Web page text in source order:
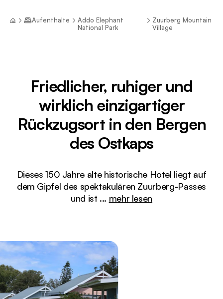
Aufenthalte
Addo Elephant
National Park
Zuurberg Mountain
Village
Friedlicher, ruhiger und
wirklich einzigartiger
Rückzugsort in den Bergen
des Ostkaps
Dieses 150 Jahre alte historische Hotel liegt auf
dem Gipfel des spektakulären Zuurberg-Passes
und ist ... mehr lesen